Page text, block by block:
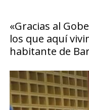
«Gracias al
los que aquí
habitante de